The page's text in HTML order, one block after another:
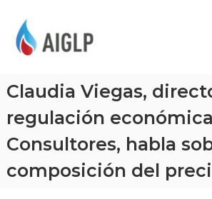
P
Claudia Viegas,
regulación
Consultores, habla
composición del